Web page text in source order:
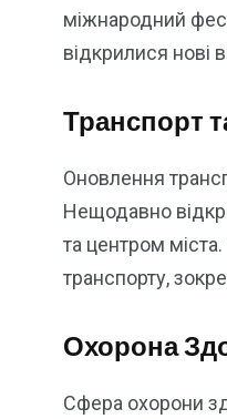
міжнародний
відкрилися нові
Транспорт
Оновлення
Нещодавно
та центром
транспорту,
Охорона
Сфера охорони